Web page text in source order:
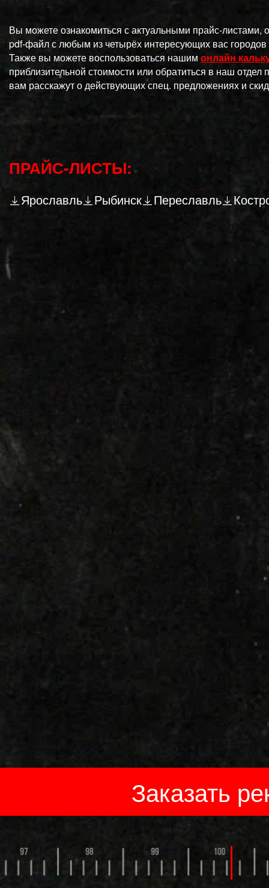
Вы можете ознакомиться с актуальными прайс-листами,
pdf-файл с любым из четырёх интересующих вас
Также вы можете воспользоваться нашим онлайн
приблизительной стоимости или обратиться в наш
вам расскажут о действующих спец. предложениях и
ПРАЙС-ЛИСТЫ:
Ярославль Рыбинск Переславль
Заказать